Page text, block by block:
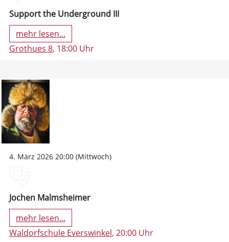
Support the Underground III
mehr lesen...
Grothues 8, 18:00 Uhr
4. März 2026 20:00 (Mittwoch)
Jochen Malmsheimer
mehr lesen...
Waldorfschule Everswinkel, 20:00 Uhr